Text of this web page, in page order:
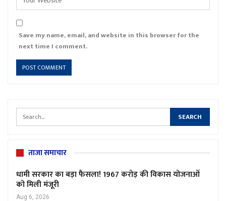
Save my name, email, and website in this browser for the
next time I comment.
ताजा समाचार
धामी सरकार का बड़ा फैसला! 1967 करोड़ की विकास योजनाओं
को मिली मंजूरी
Aug 6, 2026